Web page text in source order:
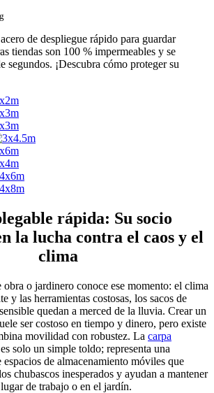
de despliegue rápido para guardar
tiendas son 100 % impermeables y se
segundos. ¡Descubra cómo proteger su
rápida: Su socio
la lucha contra el caos y el
clima
obra o jardinero conoce ese momento: el clima
y las herramientas costosas, los sacos de
quedan a merced de la lluvia. Crear un
ser costoso en tiempo y dinero, pero existe
movilidad con robustez. La carpa
solo un simple toldo; representa una
espacios de almacenamiento móviles que
chubascos inesperados y ayudan a mantener
de trabajo o en el jardín.